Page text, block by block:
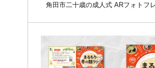
角田市二十歳の成人式 ARフォトフ